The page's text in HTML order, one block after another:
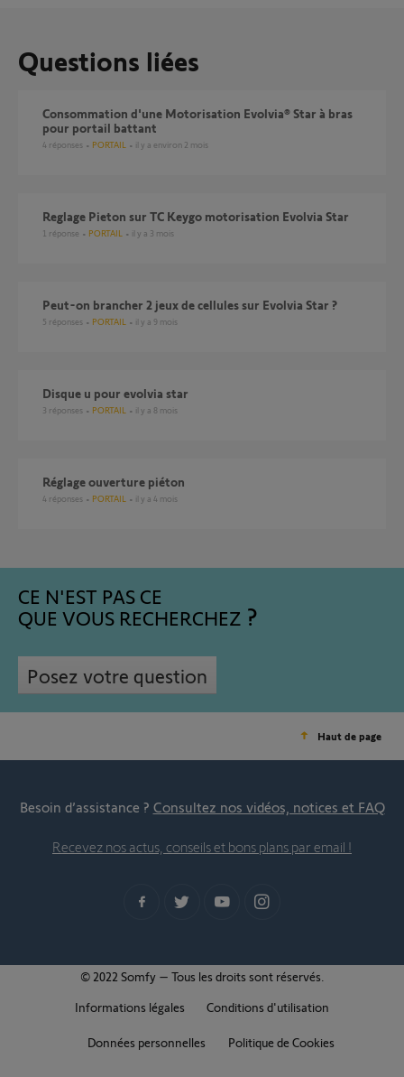
Questions liées
Consommation d'une Motorisation Evolvia® Star à bras
pour portail battant
4 réponses PORTAIL il y a environ 2 mois
Reglage Pieton sur TC Keygo motorisation Evolvia Star
1 réponse PORTAIL il y a 3 mois
Peut-on brancher 2 jeux de cellules sur Evolvia Star ?
5 réponses PORTAIL il y a 9 mois
Disque u pour evolvia star
3 réponses PORTAIL il y a 8 mois
Réglage ouverture piéton
4 réponses PORTAIL il y a 4 mois
CE N'EST PAS CE
QUE VOUS RECHERCHEZ
Posez votre question
Haut de page
Besoin d’assistance ? Consultez nos vidéos, notices et FAQ
Recevez nos actus, conseils et bons plans par email !
© 2022 Somfy – Tous les droits sont réservés.
Informations légales
Conditions d'utilisation
Données personnelles Politique de Cookies